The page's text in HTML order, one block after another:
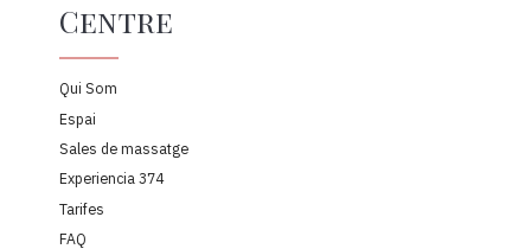
Centre
Qui Som
Espai
Sales de massatge
Experiencia 374
Tarifes
FAQ